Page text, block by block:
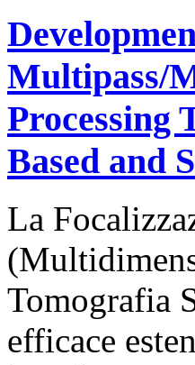
Multipass/
Processing
Based and
La
Tomografia
efficace